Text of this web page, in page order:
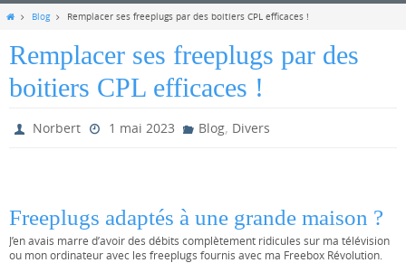
HomeBlog Remplacer ses freeplugs par des boitiers CPL efficaces !
Remplacer ses freeplugs par des
boitiers CPL efficaces !
Norbert 1 mai 2023 Blog, Divers
Freeplugs adaptés à une grande maison ?
J’en avais marre d’avoir des débits complètement ridicules sur ma télévision
ou mon ordinateur avec les freeplugs fournis avec ma Freebox Révolution.